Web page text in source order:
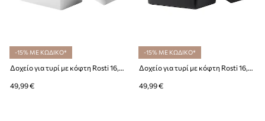
-15% ΜΕ ΚΩΔΙΚΟ*
Δοχείο για τυρί με κόφτη Rosti 16,5 x 10 x 19 cm
49,99 €
-15% ΜΕ ΚΩΔΙΚΟ*
Δοχείο για τυρί με κόφτη Rosti 16,5 x 10 x 19 cm
49,99 €